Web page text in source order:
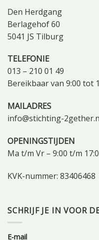
Den Herdgang
Berlagehof 60
5041 JS Tilburg
TELEFONIE
013 – 210 01 49
Bereikbaar van 9:00 tot
MAILADRES
info@stichting-
OPENINGSTIJDEN
Ma t/m Vr – 9:00 t/m
KVK-nummer: 83406468
SCHRIJF JE IN VOOR
E-mail